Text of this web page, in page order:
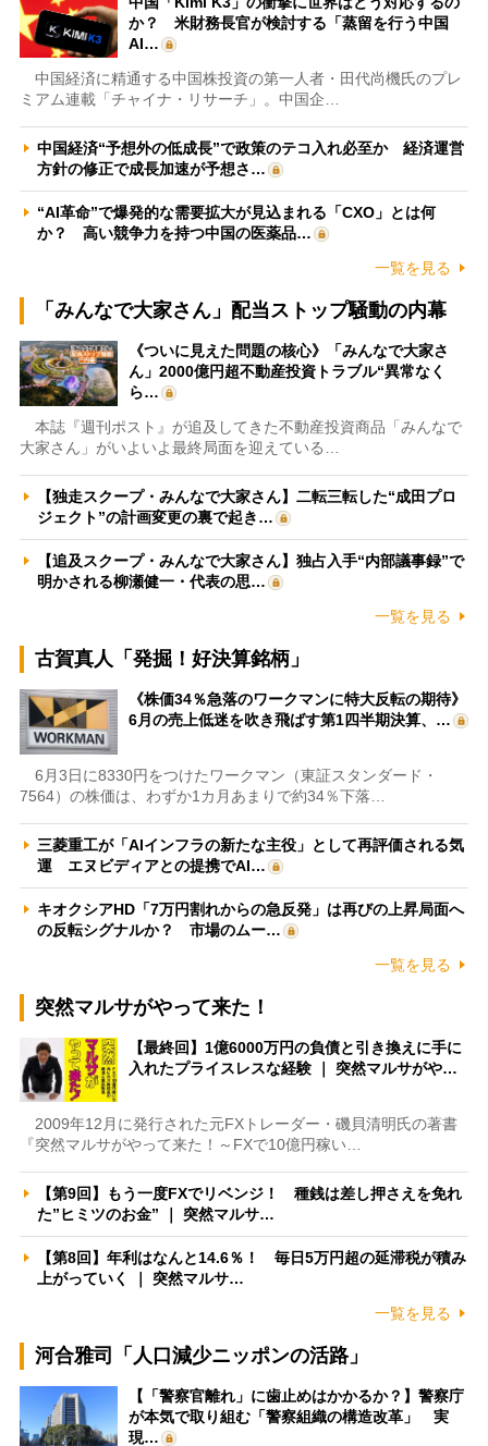
か？ 米財務長官が検討する「蒸留を行う中国
AI…
中国経済に精通する中国株投資の第一人者・田代尚機氏のプレ
ミアム連載「チャイナ・リサーチ」。中国企…
中国経済“予想外の低成長”で政策のテコ入れ必至か 経済運営
方針の修正で成長加速が予想さ…
“AI革命”で爆発的な需要拡大が見込まれる「CXO」とは何
か？ 高い競争力を持つ中国の医薬品…
一覧を見る
「みんなで大家さん」配当ストップ騒動の内幕
《ついに見えた問題の核心》「みんなで大家さ
ん」2000億円超不動産投資トラブル“異常なく
ら…
本誌『週刊ポスト』が追及してきた不動産投資商品「みんなで
大家さん」がいよいよ最終局面を迎えている…
【独走スクープ・みんなで大家さん】二転三転した“成田プロ
ジェクト”の計画変更の裏で起き…
【追及スクープ・みんなで大家さん】独占入手“内部議事録”で
明かされる柳瀬健一・代表の思…
一覧を見る
古賀真人「発掘！好決算銘柄」
《株価34％急落のワークマンに特大反転の期待》
6月の売上低迷を吹き飛ばす第1四半期決算、…
6月3日に8330円をつけたワークマン（東証スタンダード・
7564）の株価は、わずか1カ月あまりで約34％下落…
三菱重工が「AIインフラの新たな主役」として再評価される気
運 エヌビディアとの提携でAI…
キオクシアHD「7万円割れからの急反発」は再びの上昇局面へ
の反転シグナルか？ 市場のムー…
一覧を見る
突然マルサがやって来た！
【最終回】1億6000万円の負債と引き換えに手に
入れたプライスレスな経験 ｜ 突然マルサがや…
2009年12月に発行された元FXトレーダー・磯貝清明氏の著書
『突然マルサがやって来た！～FXで10億円稼い…
【第9回】もう一度FXでリベンジ！ 種銭は差し押さえを免れ
た”ヒミツのお金” ｜ 突然マルサ…
【第8回】年利はなんと14.6％！ 毎日5万円超の延滞税が積み
上がっていく ｜ 突然マルサ…
一覧を見る
河合雅司「人口減少ニッポンの活路」
【「警察官離れ」に歯止めはかかるか？】警察庁
が本気で取り組む「警察組織の構造改革」 実
現…